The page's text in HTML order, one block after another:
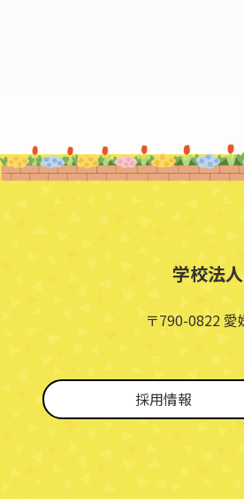
学校法
〒790-0822
採用情報